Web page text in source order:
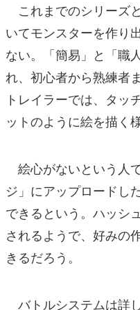
これまでのシリーズ
いてモンスターを作り
ない。「簡易」と「職
れ、初心者から熟練者
トレイラーでは、タッ
ットのように絵を描く
絵心がないという人
ジ」にアップロードし
できるという。ハッシ
されるようで、好みの
きるだろう。
バトルシステムは詳